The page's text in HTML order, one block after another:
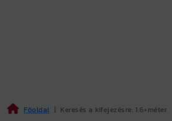
Főoldal | Keresés a kifejezésre: 1.6+méter